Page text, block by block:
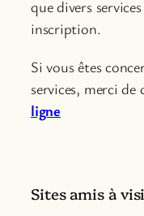
que divers
inscription.
Si vous êtes
services, merci de
ligne
Sites amis à